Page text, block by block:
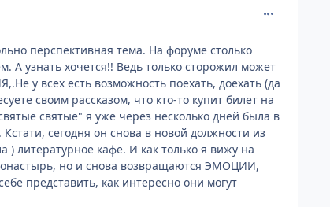
перспективная тема. На форуме столько
А узнать хочется!! Ведь только сторожил может
у всех есть возможность поехать, доехать (да
своим рассказом, что кто-то купит билет на
святые" я уже через несколько дней была в
сегодня он снова в новой должности из
литературное кафе. И как только я вижу на
но и снова возвращаются ЭМОЦИИ,
представить, как интересно они могут